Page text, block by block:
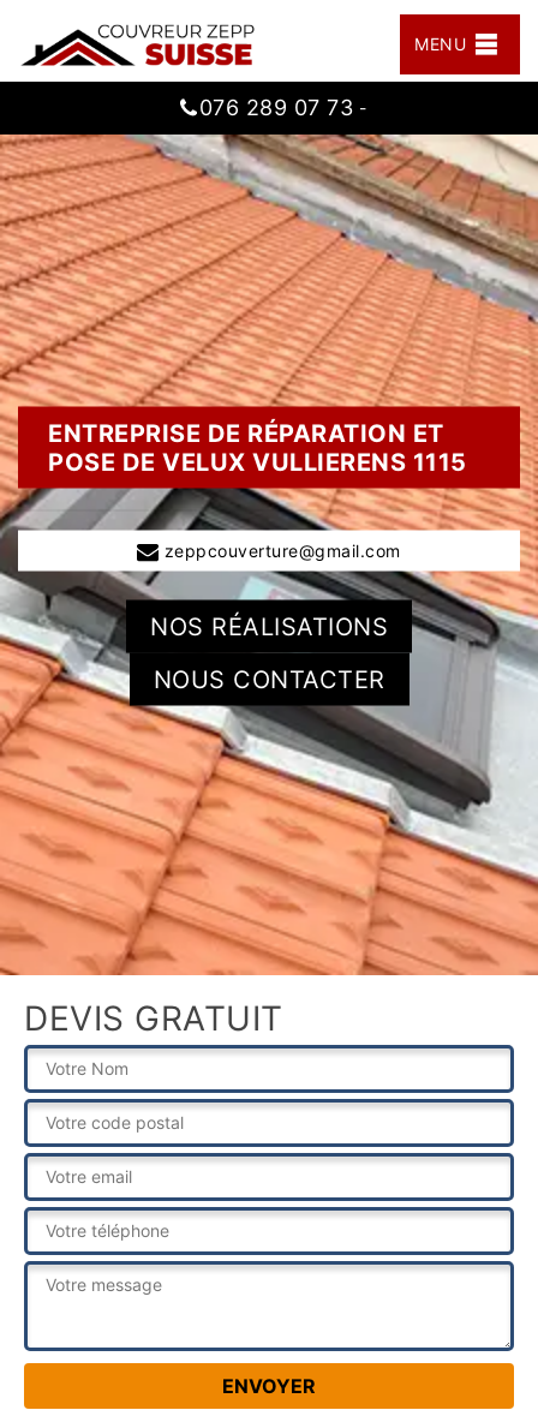
MENU
076 289 07 73 -
ENTREPRISE DE RÉPARATION ET
POSE DE VELUX VULLIERENS 1115
zeppcouverture@gmail.com
NOS RÉALISATIONS
NOUS CONTACTER
DEVIS GRATUIT